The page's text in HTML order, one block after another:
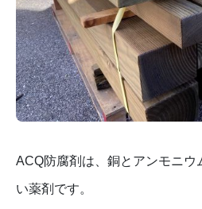
ACQ防腐剤は、銅とアンモニウ
い薬剤です。